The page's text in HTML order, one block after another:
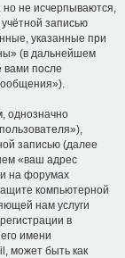
не исчерпываются,
записью
указанные при
(в дальнейшем
вами после
однозначно
записью (далее
«ваш адрес
на форумах
компьютерной
нам услуги
в
имени
может быть как